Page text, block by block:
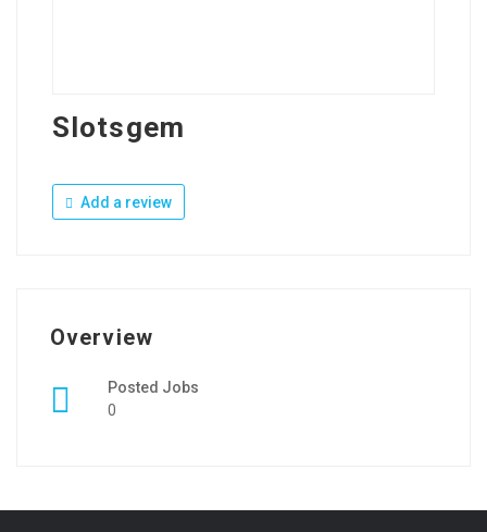
Slotsgem
Add a review
Overview
Posted Jobs
0